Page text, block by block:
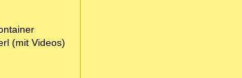
(mit Videos)